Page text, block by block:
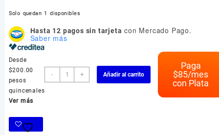
Solo quedan 1 disponibles
Hasta 12 pagos sin tarjeta con Mercado Pago.
Saber más
Desde
$200.00
pesos
quincenales
Ver más
-
Teni
cantidad
+ Añadir al carrito
Paga
$85/mes
con Plata